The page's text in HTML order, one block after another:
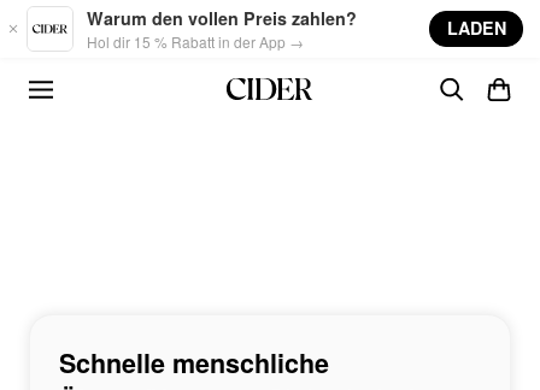
Skip to main content
Warum den vollen Preis zahlen?
Hol dir 15 % Rabatt in der App →
LADEN
Schnelle menschliche